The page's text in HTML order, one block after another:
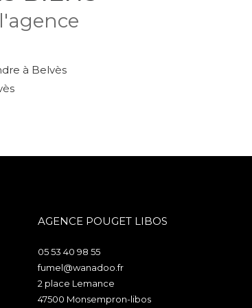
à Belvès
AGENCE POUGET LIBOS
05 53 40 98 55
fumel@wanadoo.fr
2 place Lemance
47500
monsempron-libos